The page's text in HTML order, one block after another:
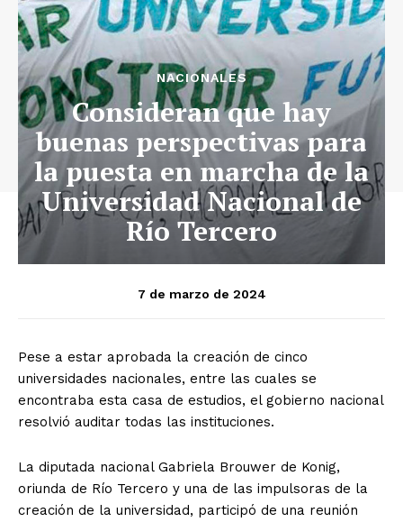
NACIONALES
Consideran que hay
buenas perspectivas para
la puesta en marcha de la
Universidad Nacional de
Río Tercero
7 de marzo de 2024
Pese a estar aprobada la creación de cinco
universidades nacionales, entre las cuales se
encontraba esta casa de estudios, el gobierno nacional
resolvió auditar todas las instituciones.
La diputada nacional Gabriela Brouwer de Konig,
oriunda de Río Tercero y una de las impulsoras de la
creación de la universidad, participó de una reunión